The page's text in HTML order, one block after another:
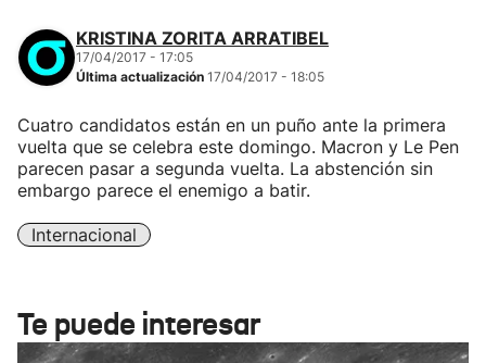
KRISTINA ZORITA ARRATIBEL
17/04/2017 - 17:05
Última actualización 17/04/2017 - 18:05
Cuatro candidatos están en un puño ante la primera
vuelta que se celebra este domingo. Macron y Le Pen
parecen pasar a segunda vuelta. La abstención sin
embargo parece el enemigo a batir.
Internacional
Te puede interesar